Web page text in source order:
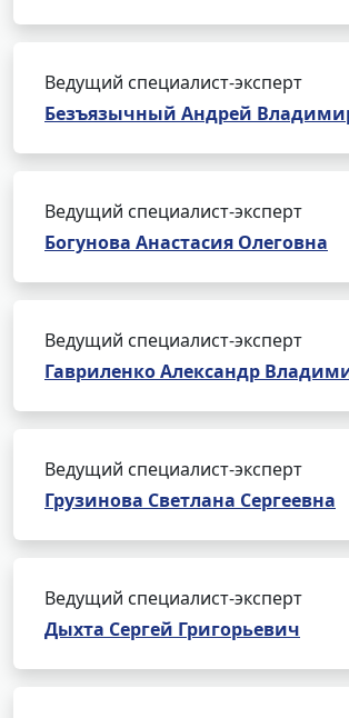
Ведущий специалист-эксперт
Безъязычный Андрей
Ведущий специалист-эксперт
Богунова Анастасия Олеговна
Ведущий специалист-эксперт
Гавриленко Александр
Ведущий специалист-эксперт
Грузинова Светлана Сергеевна
Ведущий специалист-эксперт
Дыхта Сергей Григорьевич